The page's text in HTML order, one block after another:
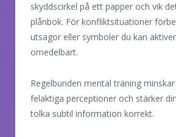
skyddscirkel på ett papper och vik
plånbok. För konfliktsituationer
utsagor eller symboler du kan
omedelbart.
Regelbunden mental träning
felaktiga perceptioner och stärker
tolka subtil information korrekt.